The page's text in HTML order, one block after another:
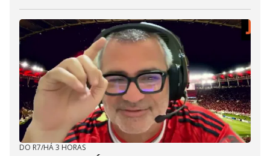
DO R7/HÁ 3 HORAS